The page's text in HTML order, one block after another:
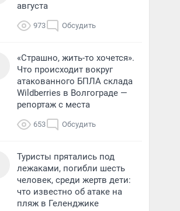
августа
973 Обсудить
«Страшно, жить-то хочется».
Что происходит вокруг
атакованного БПЛА склада
Wildberries в Волгограде —
репортаж с места
653 Обсудить
Туристы прятались под
лежаками, погибли шесть
человек, среди жертв дети:
что известно об атаке на
пляж в Геленджике